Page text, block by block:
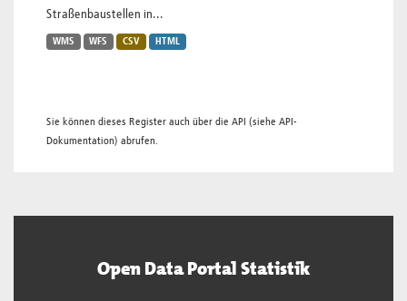
Straßenbaustellen in...
WMS WFS CSV HTML
Sie können dieses Register auch über die API (siehe API-
Dokumentation) abrufen.
Open Data Portal Statistik